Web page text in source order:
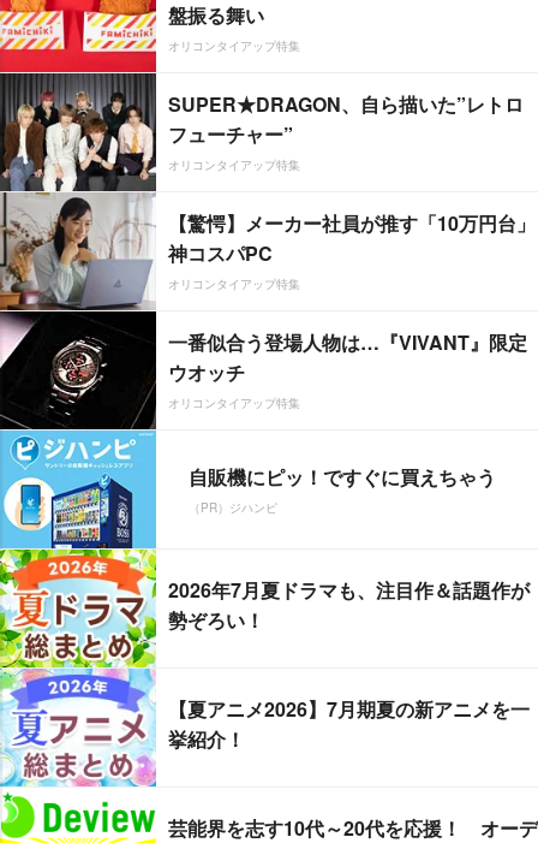
盤振る舞い
オリコンタイアップ特集
SUPER★DRAGON、自ら描いた”レトロ
フューチャー”
オリコンタイアップ特集
【驚愕】メーカー社員が推す「10万円台」
神コスパPC
オリコンタイアップ特集
一番似合う登場人物は…『VIVANT』限定
ウオッチ
オリコンタイアップ特集
自販機にピッ！ですぐに買えちゃう
（PR）ジハンピ
2026年7月夏ドラマも、注目作＆話題作が
勢ぞろい！
【夏アニメ2026】7月期夏の新アニメを一
挙紹介！
芸能界を志す10代～20代を応援！ オーデ